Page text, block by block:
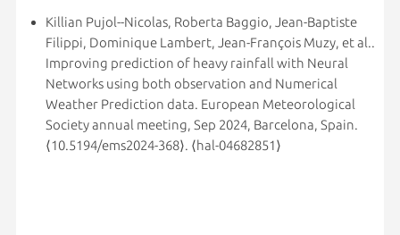
Killian Pujol--Nicolas, Roberta Baggio, Jean-Baptiste
Filippi, Dominique Lambert, Jean-François Muzy, et al..
Improving prediction of heavy rainfall with Neural
Networks using both observation and Numerical
Weather Prediction data. European Meteorological
Society annual meeting, Sep 2024, Barcelona, Spain.
⟨10.5194/ems2024-368⟩. ⟨hal-04682851⟩